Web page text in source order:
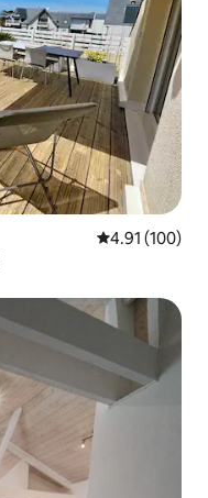
Ukadiriaji wa
4.91 (100)